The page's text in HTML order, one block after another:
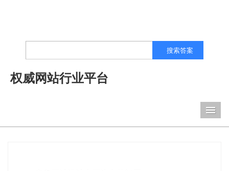
搜索答案
权威网站行业平台